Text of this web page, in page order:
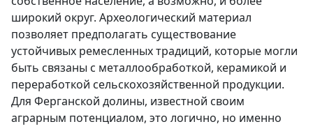
широкий округ. Археологический материал
позволяет предполагать существование
устойчивых ремесленных традиций, которые могли
быть связаны с металлообработкой, керамикой и
переработкой сельскохозяйственной продукции.
Для Ферганской долины, известной своим
аграрным потенциалом, это логично, но именно